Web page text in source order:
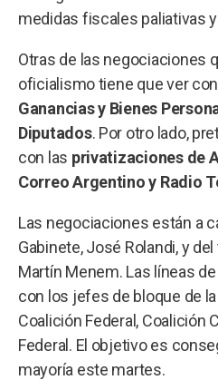
medidas fiscales paliativas
Otras de las negociaciones
oficialismo tiene que ver
Ganancias y Bienes
Diputados. Por otro lado,
con las privatizaciones de
Correo Argentino y Radio
Las negociaciones están a
Gabinete, José Rolandi, y
Martín Menem. Las líneas
con los jefes de bloque de la
Coalición Federal, Coalición
Federal. El objetivo es
mayoría este martes.